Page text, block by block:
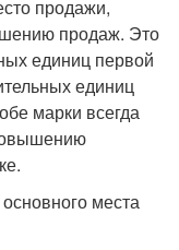
продажи,
продаж. Это
единиц первой
единиц
марки всегда
места